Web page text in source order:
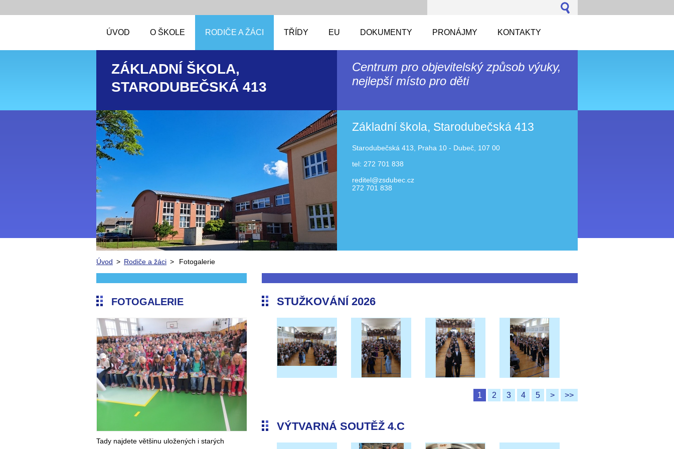
ÚVOD O ŠKOLE RODIČE A ŽÁCI TŘÍDY EU DOKUMENTY PRONÁJMY KONTAKTY
ZÁKLADNÍ ŠKOLA,
STARODUBEČSKÁ 413
Centrum pro objevitelský způsob výuky,
nejlepší místo pro děti
Základní škola, Starodubečská 413
Starodubečská 413, Praha 10 - Dubeč, 107 00
tel: 272 701 838
reditel@zsdubec.cz
272 701 838
Úvod > Rodiče a žáci > Fotogalerie
FOTOGALERIE
Tady najdete většinu uložených i starých
STUŽKOVÁNÍ 2026
1 2 3 4 5 > >>
VÝTVARNÁ SOUTĚŽ 4.C